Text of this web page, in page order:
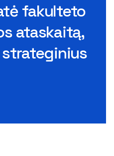
fakulteto
ataskaitą,